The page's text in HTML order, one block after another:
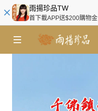
雨揚珍品TW
首下載APP送$200購物金